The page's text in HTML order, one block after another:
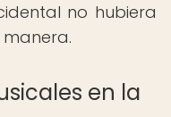
no hubiera
en la